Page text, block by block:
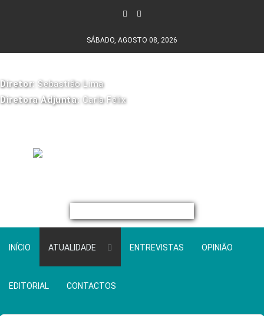
SÁBADO, AGOSTO 08, 2026
Diretor: Sebastião Lima
Diretora Adjunta: Carla Félix
INÍCIO ATUALIDADE ENTREVISTAS OPINIÃO
EDITORIAL CONTACTOS